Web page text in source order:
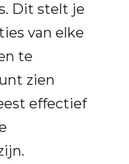
Dit stelt je
van elke
te
zien
effectief